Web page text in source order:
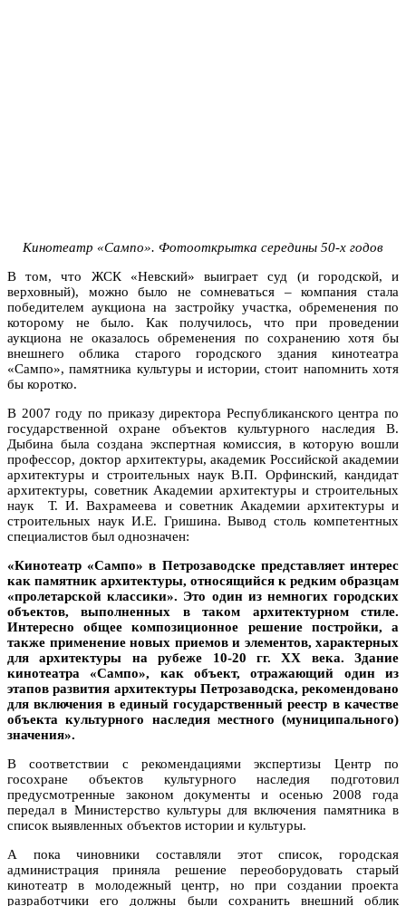
Кинотеатр «Сампо». Фотооткрытка середины 50-х годов
В том, что ЖСК «Невский» выиграет суд (и городской, и
верховный), можно было не сомневаться – компания стала
победителем аукциона на застройку участка, обременения по
которому не было. Как получилось, что при проведении
аукциона не оказалось обременения по сохранению хотя бы
внешнего облика старого городского здания кинотеатра
«Сампо», памятника культуры и истории, стоит напомнить хотя
бы коротко.
В 2007 году по приказу директора Республиканского центра по
государственной охране объектов культурного наследия В.
Дыбина была создана экспертная комиссия, в которую вошли
профессор, доктор архитектуры, академик Российской академии
архитектуры и строительных наук В.П. Орфинский, кандидат
архитектуры, советник Академии архитектуры и строительных
наук Т. И. Вахрамеева и советник Академии архитектуры и
строительных наук И.Е. Гришина. Вывод столь компетентных
специалистов был однозначен:
«Кинотеатр «Сампо» в Петрозаводске представляет интерес
как памятник архитектуры, относящийся к редким образцам
«пролетарской классики». Это один из немногих городских
объектов, выполненных в таком архитектурном стиле.
Интересно общее композиционное решение постройки, а
также применение новых приемов и элементов, характерных
для архитектуры на рубеже 10-20 гг. ХХ века. Здание
кинотеатра «Сампо», как объект, отражающий один из
этапов развития архитектуры Петрозаводска, рекомендовано
для включения в единый государственный реестр в качестве
объекта культурного наследия местного (муниципального)
значения».
В соответствии с рекомендациями экспертизы Центр по
госохране объектов культурного наследия подготовил
предусмотренные законом документы и осенью 2008 года
передал в Министерство культуры для включения памятника в
список выявленных объектов истории и культуры.
А пока чиновники составляли этот список, городская
администрация приняла решение переоборудовать старый
кинотеатр в молодежный центр, но при создании проекта
разработчики его должны были сохранить внешний облик